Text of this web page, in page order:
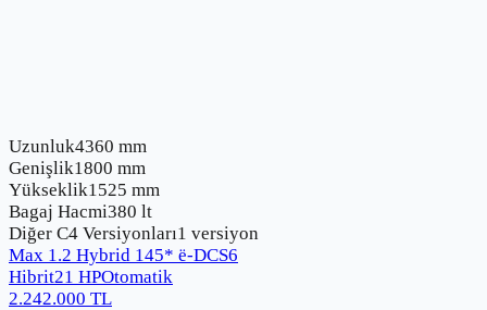
Uzunluk4360 mm
Genişlik1800 mm
Yükseklik1525 mm
Bagaj Hacmi380 lt
Diğer C4 Versiyonları1 versiyon
Max 1.2 Hybrid 145* ë-DCS6
Hibrit21 HPOtomatik
2.242.000 TL